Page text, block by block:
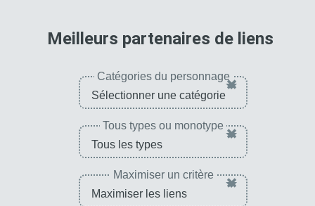
Meilleurs partenaires de liens
Catégories du personnage×
Tous types ou monotype ×
Maximiser un critère ×